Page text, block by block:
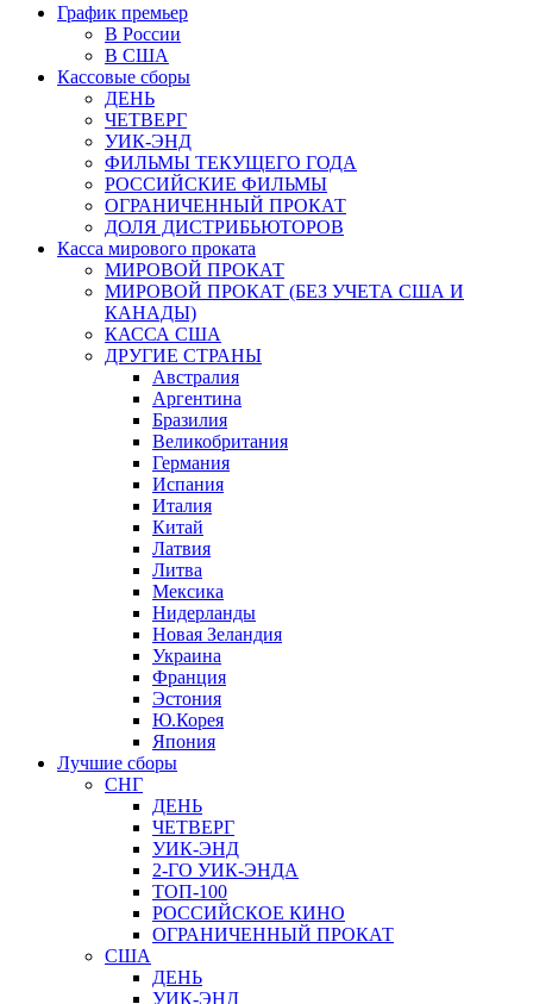
График премьер
В России
В США
Кассовые сборы
ДЕНЬ
ЧЕТВЕРГ
УИК-ЭНД
ФИЛЬМЫ ТЕКУЩЕГО ГОДА
РОССИЙСКИЕ ФИЛЬМЫ
ОГРАНИЧЕННЫЙ ПРОКАТ
ДОЛЯ ДИСТРИБЬЮТОРОВ
Касса мирового проката
МИРОВОЙ ПРОКАТ
МИРОВОЙ ПРОКАТ (БЕЗ УЧЕТА США И
КАНАДЫ)
КАССА США
ДРУГИЕ СТРАНЫ
Австралия
Аргентина
Бразилия
Великобритания
Германия
Испания
Италия
Китай
Латвия
Литва
Мексика
Нидерланды
Новая Зеландия
Украина
Франция
Эстония
Ю.Корея
Япония
Лучшие сборы
СНГ
ДЕНЬ
ЧЕТВЕРГ
УИК-ЭНД
2-ГО УИК-ЭНДА
ТОП-100
РОССИЙСКОЕ КИНО
ОГРАНИЧЕННЫЙ ПРОКАТ
США
ДЕНЬ
УИК-ЭНД